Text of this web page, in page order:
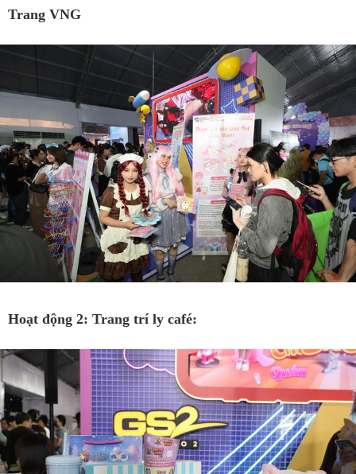
Trang VNG
Hoạt động 2: Trang trí ly café: